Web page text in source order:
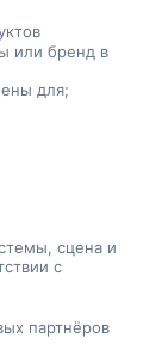
или бренд в
для;
сцена и
с
партнёров